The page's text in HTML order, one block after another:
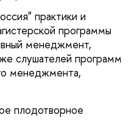
практики и
программы
менеджмент,
слушателей программ
менеджмента,
плодотворное